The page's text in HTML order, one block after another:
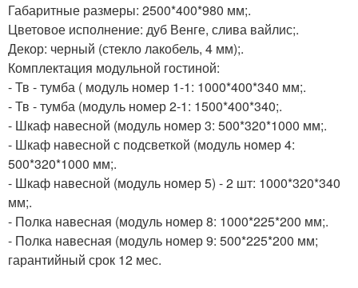
Габаритные размеры: 2500*400*980 мм;.
Цветовое исполнение: дуб Венге, слива вайлис;.
Декор: черный (стекло лакобель, 4 мм);.
Комплектация модульной гостиной:
- Тв - тумба ( модуль номер 1-1: 1000*400*340 мм;.
- Тв - тумба (модуль номер 2-1: 1500*400*340;.
- Шкаф навесной (модуль номер 3: 500*320*1000 мм;.
- Шкаф навесной с подсветкой (модуль номер 4:
500*320*1000 мм;.
- Шкаф навесной (модуль номер 5) - 2 шт: 1000*320*340
мм;.
- Полка навесная (модуль номер 8: 1000*225*200 мм;.
- Полка навесная (модуль номер 9: 500*225*200 мм;
гарантийный срок 12 мес.